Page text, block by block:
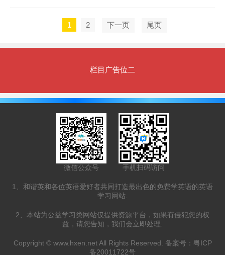
1 2 下一页 尾页
栏目广告位二
微信公众号 手机扫码访问
1、和谐英和各位英语爱好者共同打造最出色的免费学英语的英语
学习网站.
2、本站为公益学习类网站仅提供资源平台，如果有侵犯您的权
益，请您告知，我们会立即处理.
Copyright © www.hxen.netAll Rights Reserved. 备案号： 粤ICP
备20011722号